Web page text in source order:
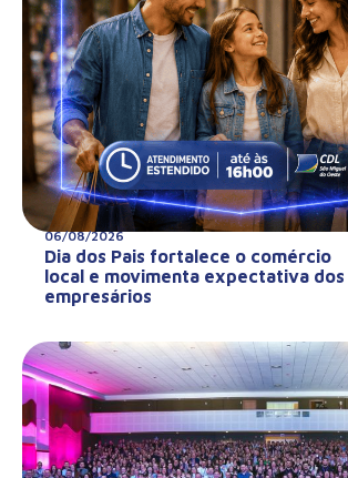
06/08/2026
Dia dos Pais fortalece o comércio
local e movimenta expectativa dos
empresários